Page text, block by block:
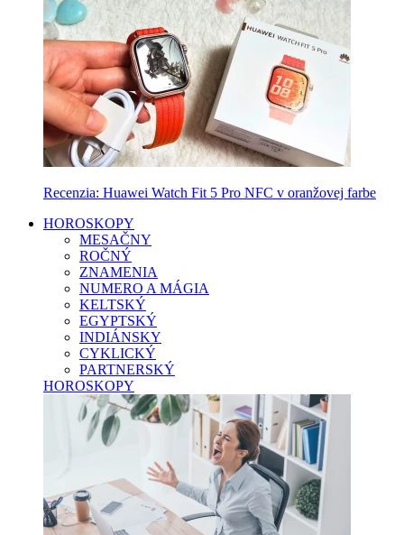
Recenzia: Huawei Watch Fit 5 Pro NFC v oranžovej farbe
HOROSKOPY
MESAČNY
ROČNÝ
ZNAMENIA
NUMERO A MÁGIA
KELTSKÝ
EGYPTSKÝ
INDIÁNSKY
CYKLICKÝ
PARTNERSKÝ
HOROSKOPY